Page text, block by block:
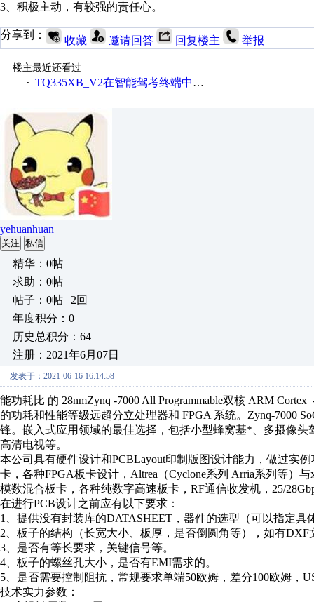
3、积极主动，有较强的责任心。
分享到： 收藏 邀请回答 回复楼主 举报
楼主最近还看过
· TQ335XB_V2在智能驾考终端中的应用
yehuanhuan
关注 私信
精华：0帖
求助：0帖
帖子：0帖 | 2回
年度积分：0
历史总积分：64
注册：2021年6月07日
发表于：2021-06-16 16:14:58
能功耗比 的 28nmZynq -7000 All Programmable双核 ARM
的功耗和性能等级远超分立处理器和 FPGA 系统。Zynq-7000
锋。嵌入式应用领域的最佳选择，包括小型蜂窝基*、多摄像
高清电视等。
本公司具有硬件设计和PCBLayout印制版图设计能力，做过实
卡，各种FPGA板卡设计，Altrea（Cyclone系列 Arria系列等）
模数混合板卡，各种纯数字高速板卡，RF通信收发机，25/
在进行PCB设计之前应有以下要求：
1、提供没有封装库的DATASHEET，器件的选型（可以指定具
2、板子的结构（长宽大小、板厚，是否倒圆角等），如有DXF
3、是否有等长要求，关键信号等。
4、板子的螺丝孔大小，是否有EMI需求的。
5、是否需要控制阻抗，常规要求单端50欧姆，差分100欧姆，
技术实力参数：